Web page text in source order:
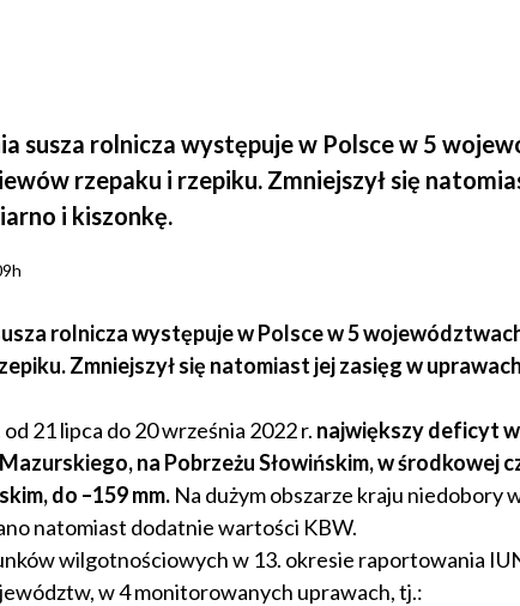
susza rolnicza występuje w Polsce w 5
rzepaku i rzepiku. Zmniejszył się
i kiszonkę.
rolnicza występuje w Polsce w 5
Zmniejszył się natomiast jej zasięg w
21 lipca do 20 września 2022 r. największy deficyt
na Pobrzeżu Słowińskim, w środkowej
do –159 mm.Na dużym obszarze kraju niedobory
natomiast dodatnie wartości KBW.
wilgotnościowych w 13. okresie raportowania
w 4 monitorowanych uprawach, tj.: